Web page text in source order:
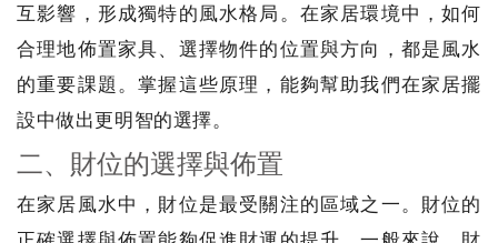
互影響，形成獨特的風水格局。在家居環境中，如何
合理地佈置家具、選擇物件的位置與方向，都是風水
的重要課題。掌握這些原理，能夠幫助我們在家居擺
設中做出更明智的選擇。
二、財位的選擇與佈置
在家居風水中，財位是最受關注的區域之一。財位的